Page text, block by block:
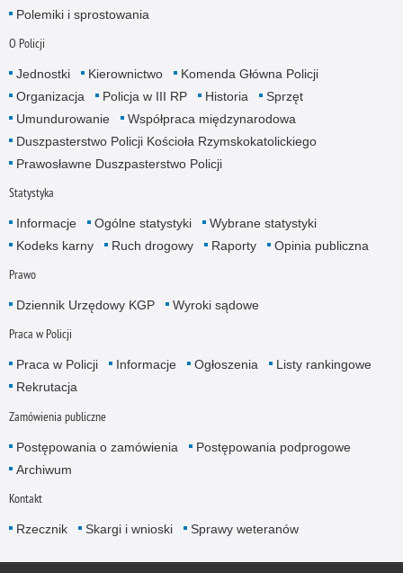
Polemiki i sprostowania
O Policji
Jednostki Kierownictwo
Komenda Główna Policji
Organizacja
Policja w III RP Historia
Sprzęt
Umundurowanie
Współpraca międzynarodowa
Duszpasterstwo Policji Kościoła Rzymskokatolickiego
Prawosławne Duszpasterstwo Policji
Statystyka
Informacje Ogólne statystyki
Wybrane statystyki
Kodeks karny
Ruch drogowy Raporty Opinia publiczna
Prawo
Dziennik Urzędowy KGP Wyroki sądowe
Praca w Policji
Praca w Policji Informacje Ogłoszenia
Listy rankingowe
Rekrutacja
Zamówienia publiczne
Postępowania o zamówienia
Postępowania podprogowe
Archiwum
Kontakt
Rzecznik Skargi i wnioski Sprawy weteranów